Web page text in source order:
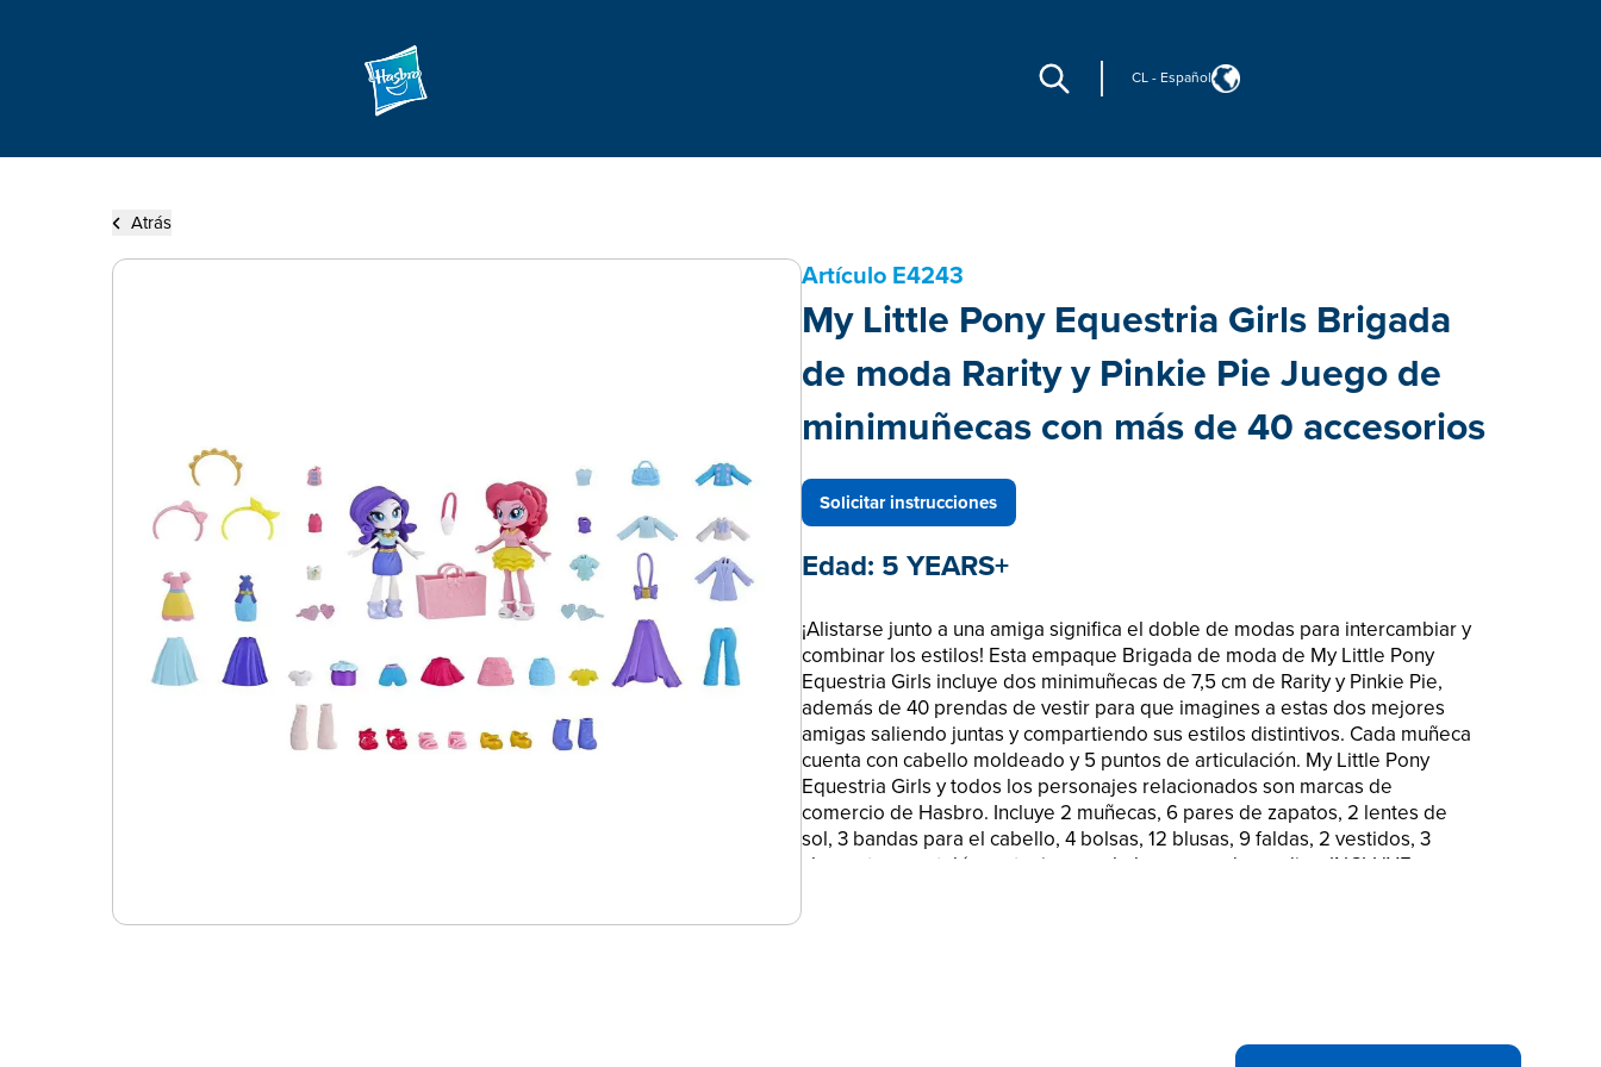
CL - Español
Atrás
Artículo E4243
My Little Pony Equestria Girls Brigada
de moda Rarity y Pinkie Pie Juego de
minimuñecas con más de 40 accesorios
Solicitar instrucciones
Edad: 5 YEARS+
¡Alistarse junto a una amiga significa el doble de modas para intercambiar y
combinar los estilos! Esta empaque Brigada de moda de My Little Pony
Equestria Girls incluye dos minimuñecas de 7,5 cm de Rarity y Pinkie Pie,
además de 40 prendas de vestir para que imagines a estas dos mejores
amigas saliendo juntas y compartiendo sus estilos distintivos. Cada muñeca
cuenta con cabello moldeado y 5 puntos de articulación. My Little Pony
Equestria Girls y todos los personajes relacionados son marcas de
comercio de Hasbro. Incluye 2 muñecas, 6 pares de zapatos, 2 lentes de
sol, 3 bandas para el cabello, 4 bolsas, 12 blusas, 9 faldas, 2 vestidos, 3
chaquetas, pantalón corto, jeans , chaleco y par de medias. INCLUYE
estos populares personajes My Little Pony Equestria Girls, los chicos
COMBINA ESTILOS: Todas las prendas de vestir sirven para ambas